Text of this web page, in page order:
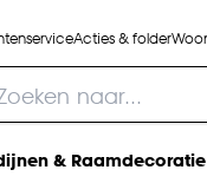
Acties & folder
& Raamdecoratie